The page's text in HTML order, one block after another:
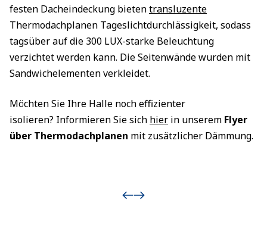
festen Dacheindeckung bietentransluzente
Thermodachplanen Tageslichtdurchlässigkeit, sodass
tagsüber auf die 300 LUX-starke Beleuchtung
verzichtet werden kann. Die Seitenwände wurden mit
Sandwichelementen verkleidet.
Möchten Sie Ihre Halle noch effizienter
isolieren? Informieren Sie sich hier in unserem Flyer
über Thermodachplanen mit zusätzlicher Dämmung.